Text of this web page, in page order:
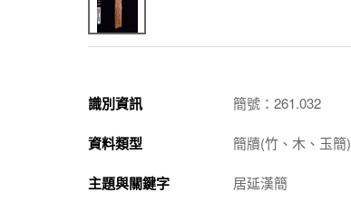
識別資訊 簡號：261.032
資料類型 簡牘(竹、木、玉簡)
主題與關鍵字 居延漢簡